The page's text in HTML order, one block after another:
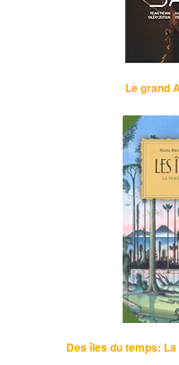
Le grand
Des îles du temps: